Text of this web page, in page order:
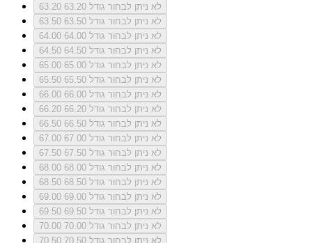
63.20
לא ניתן לבחור גודל 63.20
63.50
לא ניתן לבחור גודל 63.50
64.00
לא ניתן לבחור גודל 64.00
64.50
לא ניתן לבחור גודל 64.50
65.00
לא ניתן לבחור גודל 65.00
65.50
לא ניתן לבחור גודל 65.50
66.00
לא ניתן לבחור גודל 66.00
66.20
לא ניתן לבחור גודל 66.20
66.50
לא ניתן לבחור גודל 66.50
67.00
לא ניתן לבחור גודל 67.00
67.50
לא ניתן לבחור גודל 67.50
68.00
לא ניתן לבחור גודל 68.00
68.50
לא ניתן לבחור גודל 68.50
69.00
לא ניתן לבחור גודל 69.00
69.50
לא ניתן לבחור גודל 69.50
70.00
לא ניתן לבחור גודל 70.00
70.50
לא ניתן לבחור גודל 70.50